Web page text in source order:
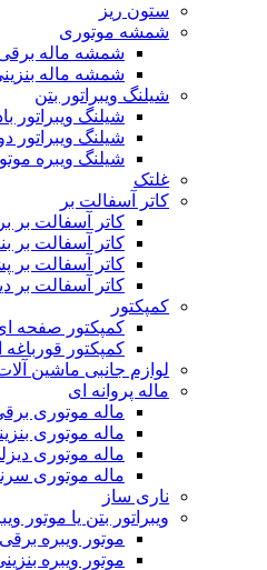
ستون ریز
شمشه موتوری
شمشه ماله
شمشه ماله
شیلنگ ویبراتور بتن
شیلنگ ویبراتور
شیلنگ ویبراتور
شیلنگ ویبره
غلتک
کاتر آسفالت بر
کاتر آسفالت بر
کاتر آسفالت بر
کاتر آسفالت بر
کاتر آسفالت بر
کمپکتور
کمپکتور صفحه
کمپکتور قورباغه
لوازم جانبی ماشین
ماله پروانه ای
ماله موتوری
ماله موتوری
ماله موتوری
ماله موتوری
ناری ساز
ویبراتور بتن یا موتور
موتور ویبره برقی
موتور ویبره